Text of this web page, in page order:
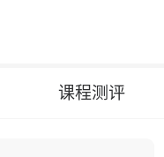
课程测评